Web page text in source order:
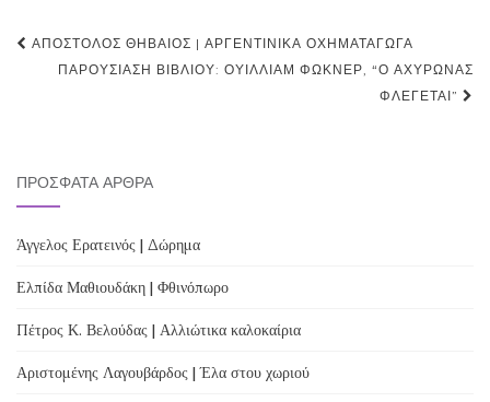
Post
navigation
ΑΠΌΣΤΟΛΟΣ ΘΗΒΑΊΟΣ | ΑΡΓΕΝΤΊΝΙΚΑ ΟΧΗΜΑΤΑΓΩΓΆ
ΠΑΡΟΥΣΊΑΣΗ ΒΙΒΛΊΟΥ: ΟΥΊΛΛΙΑΜ ΦΏΚΝΕΡ, “Ο ΑΧΥΡΏΝΑΣ
ΦΛΈΓΕΤΑΙ”
ΠΡΌΣΦΑΤΑ ΆΡΘΡΑ
Άγγελος Ερατεινός | Δώρημα
Ελπίδα Μαθιουδάκη | Φθινόπωρο
Πέτρος Κ. Βελούδας | Αλλιώτικα καλοκαίρια
Αριστομένης Λαγουβάρδος | Έλα στου χωριού